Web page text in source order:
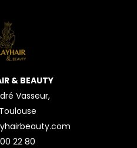
& BEAUTY
Vasseur,
22 80